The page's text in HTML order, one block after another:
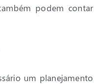
podem contar
um planejamento